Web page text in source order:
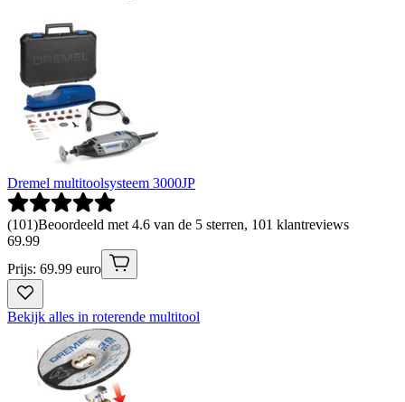
Dremel multitoolsysteem 3000JP
(101)Beoordeeld met 4.6 van de 5 sterren, 101 klantreviews
69.99
Prijs: 69.99 euro
Bekijk alles in roterende multitool